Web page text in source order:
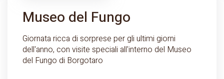
Museo del Fungo
Giornata ricca di sorprese per gli ultimi giorni
dell'anno, con visite speciali all'interno del Museo
del Fungo di Borgotaro